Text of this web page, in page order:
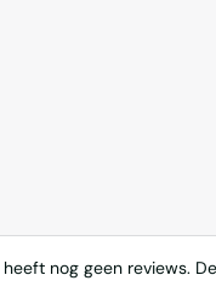
heeft nog geen reviews.